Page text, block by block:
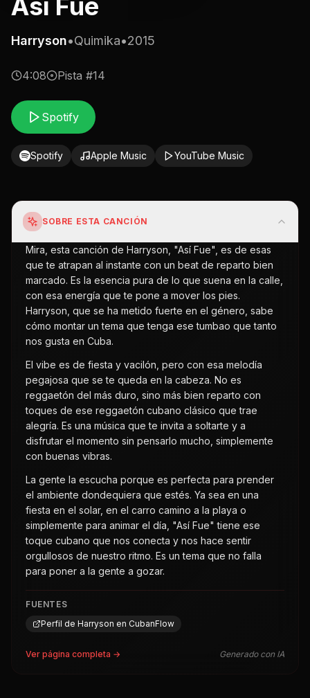
Asi Fue
Harryson•Quimika•2015
4:08 Pista #14
Spotify
Spotify Apple Music YouTube Music
SOBRE ESTA CANCIÓN
Mira, esta canción de Harryson, "Así Fue", es de esas
que te atrapan al instante con un beat de reparto bien
marcado. Es la esencia pura de lo que suena en la calle,
con esa energía que te pone a mover los pies.
Harryson, que se ha metido fuerte en el género, sabe
cómo montar un tema que tenga ese tumbao que tanto
nos gusta en Cuba.
El vibe es de fiesta y vacilón, pero con esa melodía
pegajosa que se te queda en la cabeza. No es
reggaetón del más duro, sino más bien reparto con
toques de ese reggaetón cubano clásico que trae
alegría. Es una música que te invita a soltarte y a
disfrutar el momento sin pensarlo mucho, simplemente
con buenas vibras.
La gente la escucha porque es perfecta para prender
el ambiente dondequiera que estés. Ya sea en una
fiesta en el solar, en el carro camino a la playa o
simplemente para animar el día, "Así Fue" tiene ese
toque cubano que nos conecta y nos hace sentir
orgullosos de nuestro ritmo. Es un tema que no falla
para poner a la gente a gozar.
FUENTES
Perfil de Harryson en CubanFlow
Ver página completa → Generado con IA